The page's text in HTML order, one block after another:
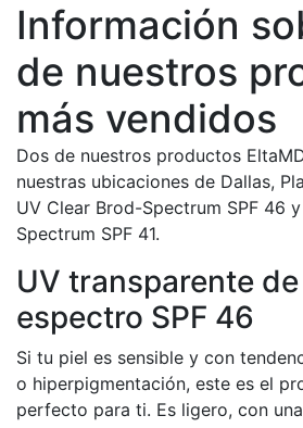
Información
de nuestros
más vendidos
Dos de nuestros productos
nuestras ubicaciones de Dallas,
UV Clear Brod-Spectrum SPF 46
Spectrum SPF 41.
UV transparente
espectro SPF 46
Si tu piel es sensible y con
o hiperpigmentación, este es el
perfecto para ti. Es ligero, con